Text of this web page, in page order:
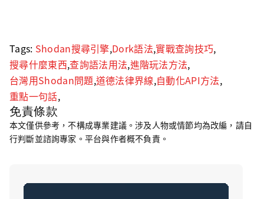
Tags: Shodan搜尋引擎,Dork語法,實戰查詢技巧,
搜尋什麼東西,查詢語法用法,進階玩法方法,
台灣用Shodan問題,道德法律界線,自動化API方法,
重點一句話,
免責條款
本文僅供參考，不構成專業建議。涉及人物或情節均為改編，請自
行判斷並諮詢專家。平台與作者概不負責。